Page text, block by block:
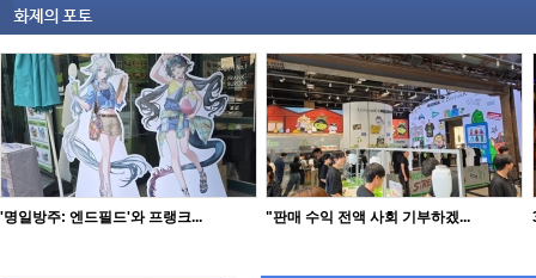
'명일방주: 엔드필드'와 프랭크... "판매 수익 전액 사회 기부하겠...